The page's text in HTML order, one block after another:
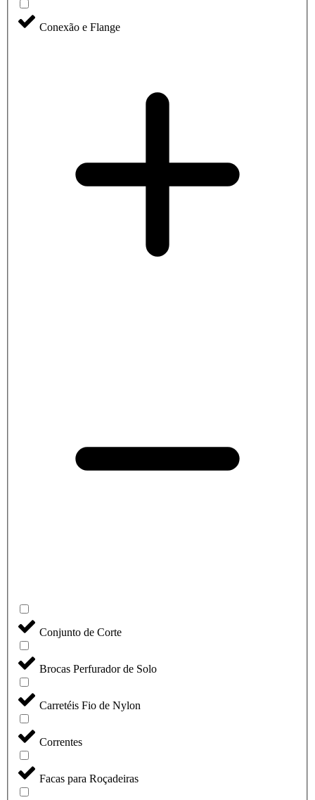
Conexão e Flange
Conjunto de Corte
Brocas Perfurador de Solo
Carretéis Fio de Nylon
Correntes
Facas para Roçadeiras